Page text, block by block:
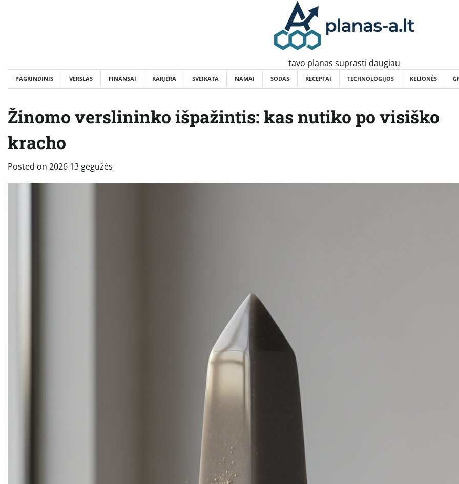
tavo planas suprasti daugiau
PAGRINDINIS VERSLAS FINANSAI KARJERA SVEIKATA NAMAI SODAS RECEPTAI TECHNOLOGIJOS KELIONĖS
Žinomo verslininko išpažintis: kas nutiko po visiško
kracho
Posted on 2026 13 gegužės